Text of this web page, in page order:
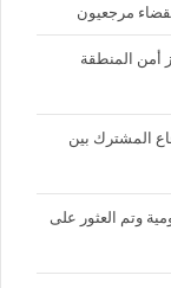
مرجعيون
أمن المنطقة
المشترك بين
وتم العثور على